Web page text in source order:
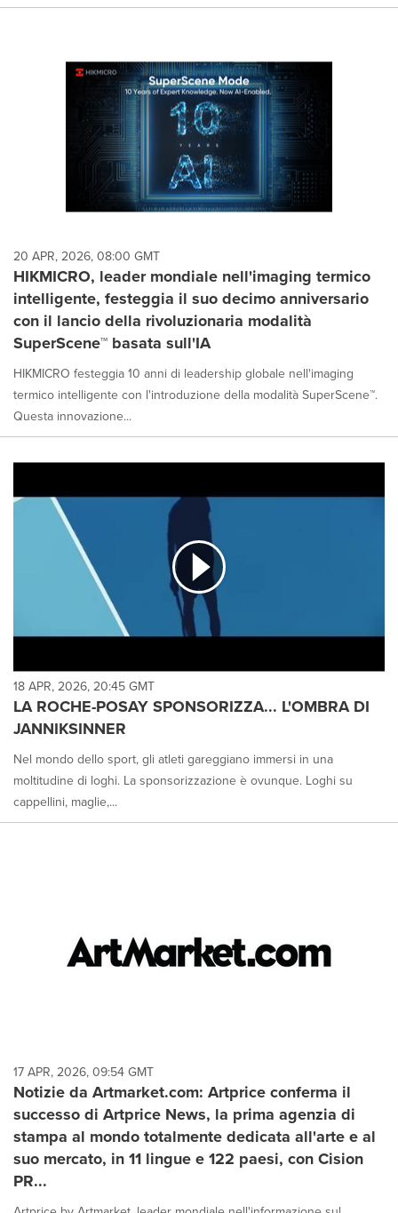
20 APR, 2026, 08:00 GMT
HIKMICRO, leader mondiale nell'imaging termico
intelligente, festeggia il suo decimo anniversario
con il lancio della rivoluzionaria modalità
SuperScene™ basata sull'IA
HIKMICRO festeggia 10 anni di leadership globale nell'imaging
termico intelligente con l'introduzione della modalità SuperScene™.
Questa innovazione...
18 APR, 2026, 20:45 GMT
LA ROCHE-POSAY SPONSORIZZA... L'OMBRA DI
JANNIKSINNER
Nel mondo dello sport, gli atleti gareggiano immersi in una
moltitudine di loghi. La sponsorizzazione è ovunque. Loghi su
cappellini, maglie,...
17 APR, 2026, 09:54 GMT
Notizie da Artmarket.com: Artprice conferma il
successo di Artprice News, la prima agenzia di
stampa al mondo totalmente dedicata all'arte e al
suo mercato, in 11 lingue e 122 paesi, con Cision
PR...